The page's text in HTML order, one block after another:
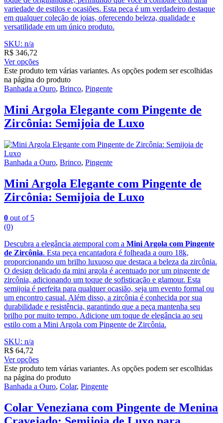
variedade de estilos e ocasiões. Esta peça é um verdadeiro destaque
em qualquer coleção de joias, oferecendo beleza, qualidade e
versatilidade em um único produto.
SKU: n/a
R$ 346,72
Ver opções
Este produto tem várias variantes. As opções podem ser escolhidas
na página do produto
Banhada a Ouro, Brinco, Pingente
Mini Argola Elegante com Pingente de
Zircônia: Semijoia de Luxo
Banhada a Ouro, Brinco, Pingente
Mini Argola Elegante com Pingente de
Zircônia: Semijoia de Luxo
0 out of 5
(0)
Descubra a elegância atemporal com a Mini Argola com Pingente
de Zircônia. Esta peça encantadora é folheada a ouro 18k,
proporcionando um brilho luxuoso que destaca a beleza da zircônia.
O design delicado da mini argola é acentuado por um pingente de
zircônia, adicionando um toque de sofisticação e glamour. Esta
semijoia é perfeita para qualquer ocasião, seja um evento formal ou
um encontro casual. Além disso, a zircônia é conhecida por sua
durabilidade e resistência, garantindo que a peça mantenha seu
brilho por muito tempo. Adicione um toque de elegância ao seu
estilo com a Mini Argola com Pingente de Zircônia.
SKU: n/a
R$ 64,72
Ver opções
Este produto tem várias variantes. As opções podem ser escolhidas
na página do produto
Banhada a Ouro, Colar, Pingente
Colar Veneziana com Pingente de Menina